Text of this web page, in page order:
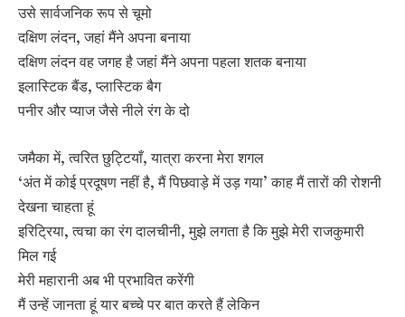
उसे सार्वजनिक रूप से चूमो
दक्षिण लंदन, जहां मैंने अपना बनाया
दक्षिण लंदन वह जगह है जहां मैंने अपना पहला शतक बनाया
इलास्टिक बैंड, प्लास्टिक बैग
पनीर और प्याज जैसे नीले रंग के दो
जमैका में, त्वरित छुट्टियाँ, यात्रा करना मेरा शगल
‘अंत में कोई प्रदूषण नहीं है, मैं पिछवाड़े में उड़ गया’ काह मैं तारों की रोशनी
देखना चाहता हूं
इरिट्रिया, त्वचा का रंग दालचीनी, मुझे लगता है कि मुझे मेरी राजकुमारी
मिल गई
मेरी महारानी अब भी प्रभावित करेंगी
मैं उन्हें जानता हूं यार बच्चे पर बात करते हैं लेकिन